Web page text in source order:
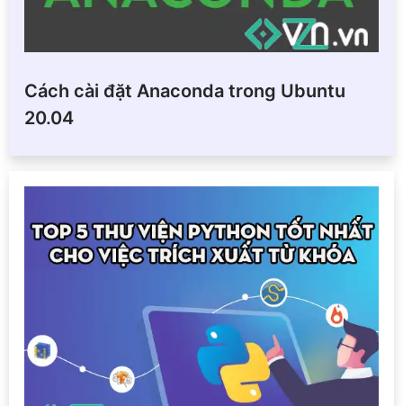
Cách cài đặt Anaconda trong Ubuntu
20.04